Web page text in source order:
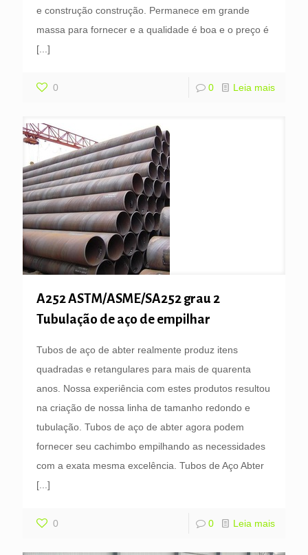
e construção construção. Permanece em grande
massa para fornecer e a qualidade é boa e o preço é
[...]
0 0 Leia mais
A252 ASTM/ASME/SA252 grau 2
Tubulação de aço de empilhar
Tubos de aço de abter realmente produz itens
quadradas e retangulares para mais de quarenta
anos. Nossa experiência com estes produtos resultou
na criação de nossa linha de tamanho redondo e
tubulação. Tubos de aço de abter agora podem
fornecer seu cachimbo empilhando as necessidades
com a exata mesma excelência. Tubos de Aço Abter
[...]
0 0 Leia mais